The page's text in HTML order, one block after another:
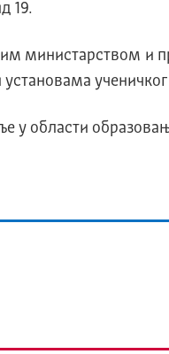
19.
министарством и
ученичког
у области